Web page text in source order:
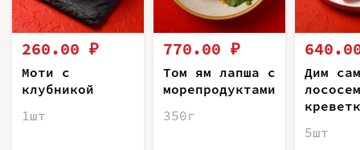
260.00 ₽
Моти с
клубникой
1шт
770.00 ₽
Том ям лапша с
морепродуктами
350г
Дим
5шт